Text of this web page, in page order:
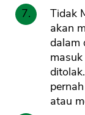
Tidak
akan
dalam
atau